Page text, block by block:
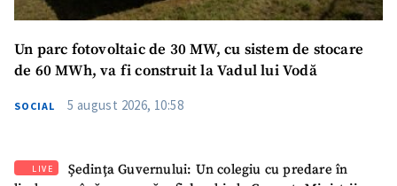
Un parc fotovoltaic de 30 MW, cu sistem de stocare
de 60 MWh, va fi construit la Vadul lui Vodă
SOCIAL 5 august 2026, 10:58
LIVE
Ședința Guvernului: Un colegiu cu predare în